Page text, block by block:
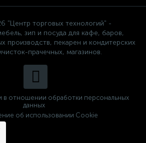
"Центр торговых технологий" -
зип и посуда для кафе, баров,
производств, пекарен и кондитерских
прачечных, магазинов.
в отношении обработки персональных
данных
об использовании Cookie